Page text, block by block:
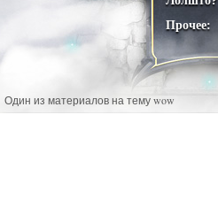
Прочее:
Один из материалов на тему wow